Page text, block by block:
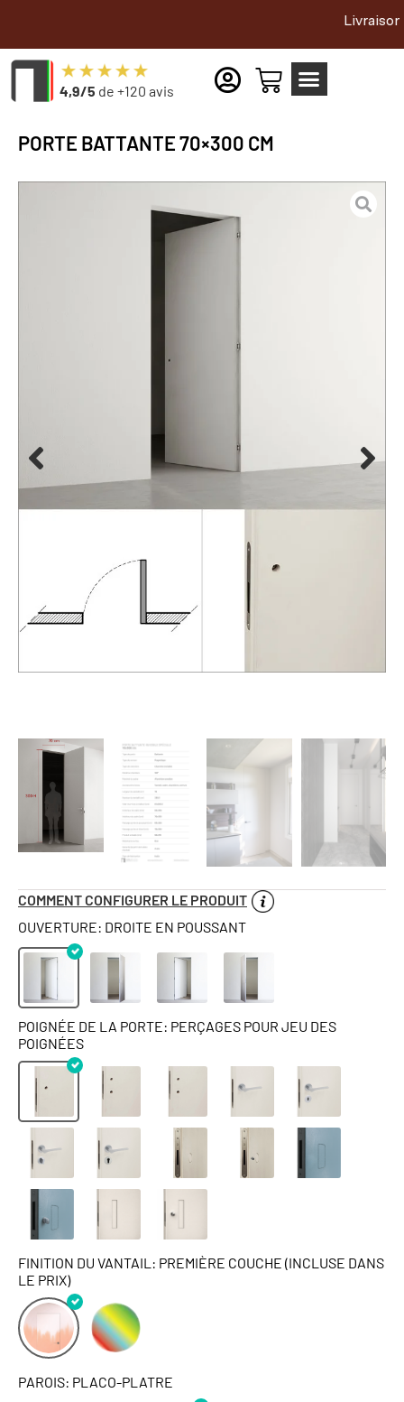
Livraison gratuite
4,9/5 de +120 avis
PORTE BATTANTE 70×300 CM
COMMENT CONFIGURER LE PRODUIT
OUVERTURE: DROITE EN POUSSANT
POIGNÉE DE LA PORTE: PERÇAGES POUR JEU DES
POIGNÉES
FINITION DU VANTAIL: PREMIÈRE COUCHE (INCLUSE DANS
LE PRIX)
PAROIS: PLACO-PLATRE